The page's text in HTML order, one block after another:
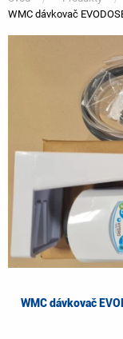
WMC dávkovač
WMC dávkovač